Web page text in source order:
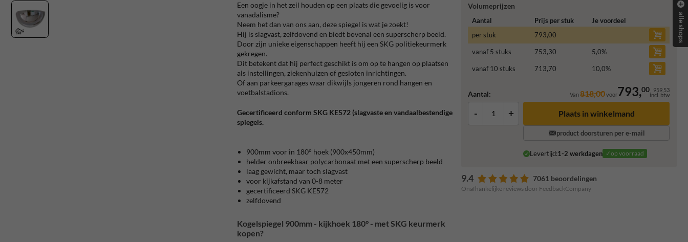
Volumeprijzen
Aantal Prijs per stuk
Je voordeel
per stuk
793,00
vanaf 5 stuks 753,30 5,0%
vanaf 10 stuks 713,70 10,0%
Aantal: Van818,00voor793,00 959,53
incl. btw
- + Plaats in winkelmand
product doorsturen per e-mail
Levertijd:1-2 werkdagen ✓op voorraad
9.4 7061 beoordelingen
Onafhankelijke reviews door FeedbackCompany
Een oogje in het zeil houden op een plaats die gevoelig is voor
vanadalisme?
Neem het dan van ons aan, deze spiegel is wat je zoekt!
Hij is slagvast, zelfdovend en biedt bovenal een superscherp beeld.
Door zijn unieke eigenschappen heeft hij een SKG politiekeurmerk
gekregen.
Dit betekent dat hij perfect geschikt is om op te hangen op plaatsen
als instellingen, ziekenhuizen of gesloten inrichtingen.
Of aan parkeergarages waar dikwijls jongeren rond hangen en
voetbalstadions.
Gecertificeerd conform SKG KE572 (slagvaste en vandaalbestendige
spiegels.
900mm voor in 180° hoek (900x450mm)
helder onbreekbaar polycarbonaat met een superscherp beeld
laag gewicht, maar toch slagvast
voor kijkafstand van 0-8 meter
gecertificeerd SKG KE572
zelfdovend
Kogelspiegel 900mm - kijkhoek 180° - met SKG keurmerk
kopen?
alle shops